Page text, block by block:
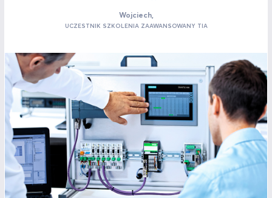
Wojciech,
UCZESTNIK SZKOLENIA ZAAWANSOWANY TIA